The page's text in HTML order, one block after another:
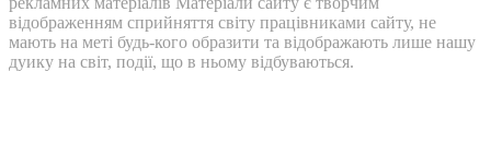
відображенням сприйняття світу працівниками сайту, не
мають на меті будь-кого образити та відображають лише нашу
дуику на світ, події, що в ньому відбуваються.